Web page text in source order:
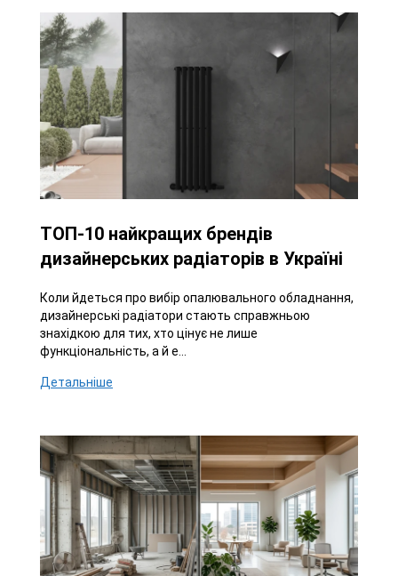
ТОП-10 найкращих брендів
дизайнерських радіаторів в Україні
Коли йдеться про вибір опалювального обладнання,
дизайнерські радіатори стають справжньою
знахідкою для тих, хто цінує не лише
функціональність, а й е...
Детальніше